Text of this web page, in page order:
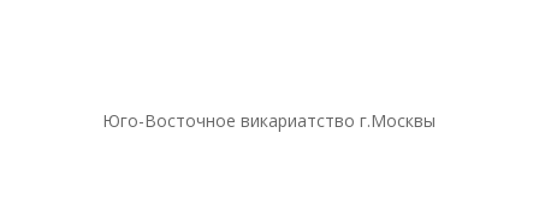
Юго-Восточное викариатство г.Москвы